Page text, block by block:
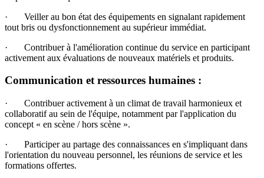
· Veiller au bon état des équipements en signalant rapidement
tout bris ou dysfonctionnement au supérieur immédiat.
· Contribuer à l'amélioration continue du service en participant
activement aux évaluations de nouveaux matériels et produits.
Communication et ressources humaines :
· Contribuer activement à un climat de travail harmonieux et
collaboratif au sein de l'équipe, notamment par l'application du
concept « en scène / hors scène ».
· Participer au partage des connaissances en s'impliquant dans
l'orientation du nouveau personnel, les réunions de service et les
formations offertes.